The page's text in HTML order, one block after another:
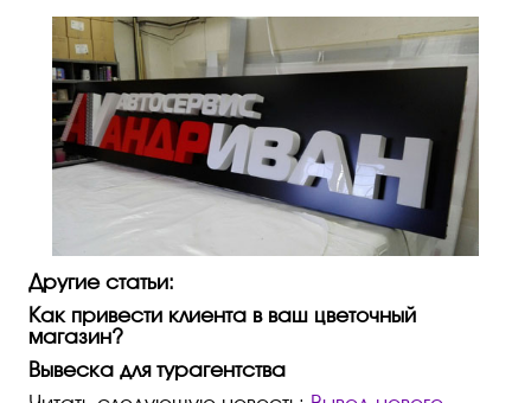
Другие статьи:
Как привести клиента в ваш цветочный
магазин?
Вывеска для турагентства